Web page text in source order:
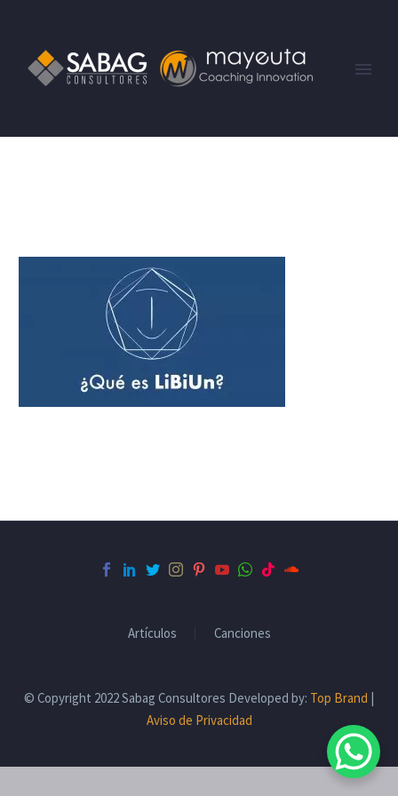
Artículos Canciones
© Copyright 2022 Sabag Consultores Developed by: Top Brand |
Aviso de Privacidad